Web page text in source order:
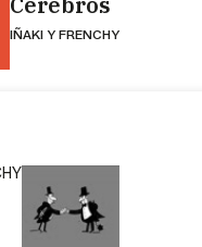
IÑAKI Y FRENCHY